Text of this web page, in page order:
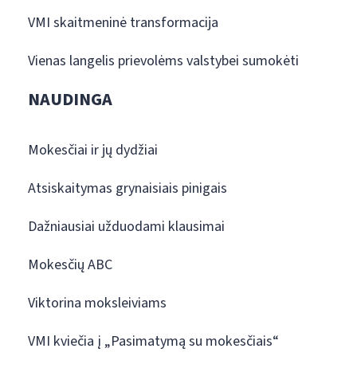
VMI skaitmeninė transformacija
Vienas langelis prievolėms valstybei sumokėti
NAUDINGA
Mokesčiai ir jų dydžiai
Atsiskaitymas grynaisiais pinigais
Dažniausiai užduodami klausimai
Mokesčių ABC
Viktorina moksleiviams
VMI kviečia į „Pasimatymą su mokesčiais“